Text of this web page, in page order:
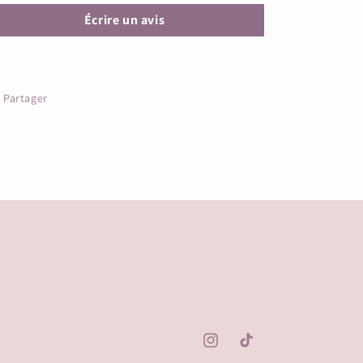
Écrire un avis
Partager
InstagramTikTok